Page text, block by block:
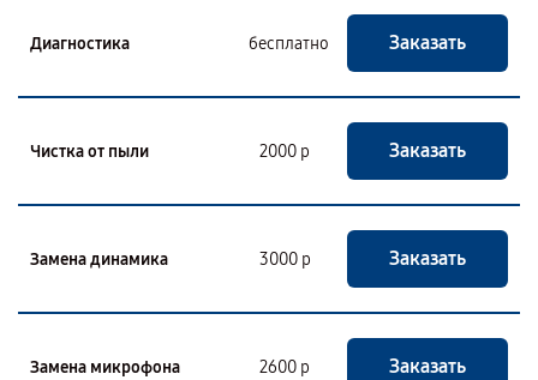
Диагностика бесплатно Заказать
Чистка от пыли 2000 р Заказать
Замена динамика 3000 р Заказать
Замена микрофона 2600 р Заказать